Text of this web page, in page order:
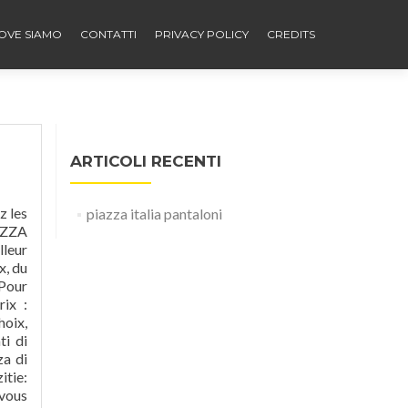
SIAMO CONTATTI PRIVACY POLICY CREDITS
bumbac 2% elastan Intretinere: 30°C in masina Se calca la 110°C 2016/679). Utilizziamo i cookie per rendere migliore la tua esperienza di navigazione. Livraison gratuite à partir de 24,90€. Per rispettare la nuova direttiva sulla privacy, è necessario chiedere il tuo consenso per impostare i cookie. Achat Piazza Ital
ARTICOLI RECENTI
piazza italia pantaloni